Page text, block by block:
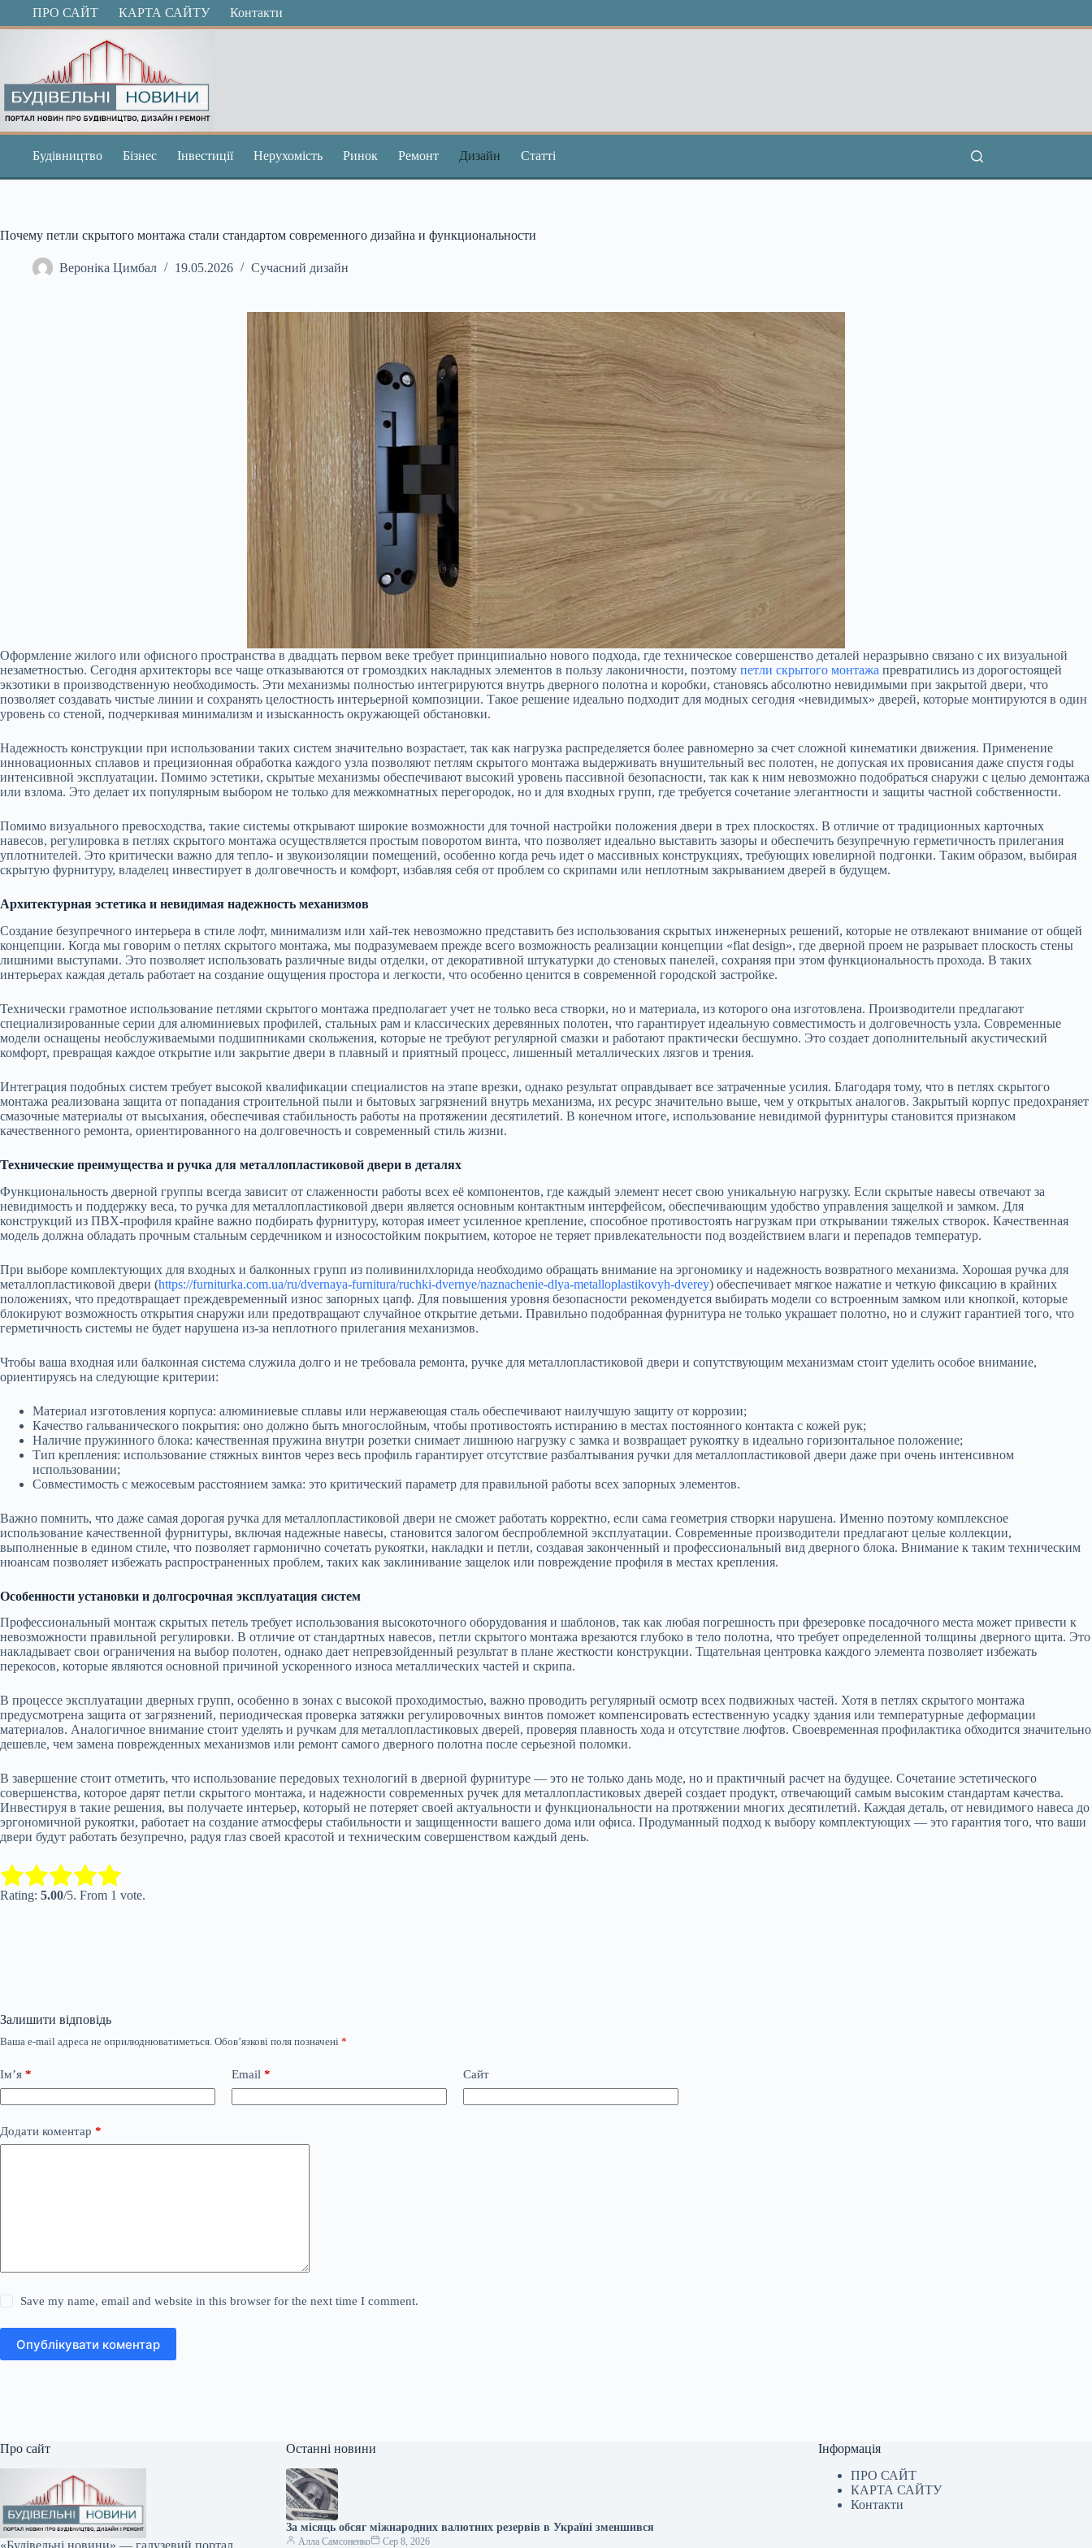
ПерейтиПРО САЙТ КАРТА САЙТУ Контакти
Будівництво Бізнес Інвестиції Нерухомість Ринок Ремонт Дизайн Статті
Почему петли скрытого монтажа стали стандартом современного дизайна и функциональности
Вероніка Цимбал 19.05.2026 Сучасний дизайн
Оформление жилого или офисного пространства в двадцать первом веке требует принципиально нового подхода, где техническое совершенство деталей неразрывно связано с их визуальной
незаметностью. Сегодня архитекторы все чаще отказываются от громоздких накладных элементов в пользу лаконичности, поэтому петли скрытого монтажа превратились из дорогостоящей
экзотики в производственную необходимость. Эти механизмы полностью интегрируются внутрь дверного полотна и коробки, становясь абсолютно невидимыми при закрытой двери, что
позволяет создавать чистые линии и сохранять целостность интерьерной композиции. Такое решение идеально подходит для модных сегодня «невидимых» дверей, которые монтируются в один
уровень со стеной, подчеркивая минимализм и изысканность окружающей обстановки.
Надежность конструкции при использовании таких систем значительно возрастает, так как нагрузка распределяется более равномерно за счет сложной кинематики движения. Применение
инновационных сплавов и прецизионная обработка каждого узла позволяют петлям скрытого монтажа выдерживать внушительный вес полотен, не допуская их провисания даже спустя годы
интенсивной эксплуатации. Помимо эстетики, скрытые механизмы обеспечивают высокий уровень пассивной безопасности, так как к ним невозможно подобраться снаружи с целью демонтажа
или взлома. Это делает их популярным выбором не только для межкомнатных перегородок, но и для входных групп, где требуется сочетание элегантности и защиты частной собственности.
Помимо визуального превосходства, такие системы открывают широкие возможности для точной настройки положения двери в трех плоскостях. В отличие от традиционных карточных
навесов, регулировка в петлях скрытого монтажа осуществляется простым поворотом винта, что позволяет идеально выставить зазоры и обеспечить безупречную герметичность прилегания
уплотнителей. Это критически важно для тепло- и звукоизоляции помещений, особенно когда речь идет о массивных конструкциях, требующих ювелирной подгонки. Таким образом, выбирая
скрытую фурнитуру, владелец инвестирует в долговечность и комфорт, избавляя себя от проблем со скрипами или неплотным закрыванием дверей в будущем.
Архитектурная эстетика и невидимая надежность механизмов
Создание безупречного интерьера в стиле лофт, минимализм или хай-тек невозможно представить без использования скрытых инженерных решений, которые не отвлекают внимание от общей
концепции. Когда мы говорим о петлях скрытого монтажа, мы подразумеваем прежде всего возможность реализации концепции «flat design», где дверной проем не разрывает плоскость стены
лишними выступами. Это позволяет использовать различные виды отделки, от декоративной штукатурки до стеновых панелей, сохраняя при этом функциональность прохода. В таких
интерьерах каждая деталь работает на создание ощущения простора и легкости, что особенно ценится в современной городской застройке.
Технически грамотное использование петлями скрытого монтажа предполагает учет не только веса створки, но и материала, из которого она изготовлена. Производители предлагают
специализированные серии для алюминиевых профилей, стальных рам и классических деревянных полотен, что гарантирует идеальную совместимость и долговечность узла. Современные
модели оснащены необслуживаемыми подшипниками скольжения, которые не требуют регулярной смазки и работают практически бесшумно. Это создает дополнительный акустический
комфорт, превращая каждое открытие или закрытие двери в плавный и приятный процесс, лишенный металлических лязгов и трения.
Интеграция подобных систем требует высокой квалификации специалистов на этапе врезки, однако результат оправдывает все затраченные усилия. Благодаря тому, что в петлях скрытого
монтажа реализована защита от попадания строительной пыли и бытовых загрязнений внутрь механизма, их ресурс значительно выше, чем у открытых аналогов. Закрытый корпус предохраняет
смазочные материалы от высыхания, обеспечивая стабильность работы на протяжении десятилетий. В конечном итоге, использование невидимой фурнитуры становится признаком
качественного ремонта, ориентированного на долговечность и современный стиль жизни.
Технические преимущества и ручка для металлопластиковой двери в деталях
Функциональность дверной группы всегда зависит от слаженности работы всех её компонентов, где каждый элемент несет свою уникальную нагрузку. Если скрытые навесы отвечают за
невидимость и поддержку веса, то ручка для металлопластиковой двери является основным контактным интерфейсом, обеспечивающим удобство управления защелкой и замком. Для
конструкций из ПВХ-профиля крайне важно подбирать фурнитуру, которая имеет усиленное крепление, способное противостоять нагрузкам при открывании тяжелых створок. Качественная
модель должна обладать прочным стальным сердечником и износостойким покрытием, которое не теряет привлекательности под воздействием влаги и перепадов температур.
При выборе комплектующих для входных и балконных групп из поливинилхлорида необходимо обращать внимание на эргономику и надежность возвратного механизма. Хорошая ручка для
металлопластиковой двери (https://furniturka.com.ua/ru/dvernaya-furnitura/ruchki-dvernye/naznachenie-dlya-metalloplastikovyh-dverey) обеспечивает мягкое нажатие и четкую фиксацию в крайних
положениях, что предотвращает преждевременный износ запорных цапф. Для повышения уровня безопасности рекомендуется выбирать модели со встроенным замком или кнопкой, которые
блокируют возможность открытия снаружи или предотвращают случайное открытие детьми. Правильно подобранная фурнитура не только украшает полотно, но и служит гарантией того, что
герметичность системы не будет нарушена из-за неплотного прилегания механизмов.
Чтобы ваша входная или балконная система служила долго и не требовала ремонта, ручке для металлопластиковой двери и сопутствующим механизмам стоит уделить особое внимание,
ориентируясь на следующие критерии:
Материал изготовления корпуса: алюминиевые сплавы или нержавеющая сталь обеспечивают наилучшую защиту от коррозии;
Качество гальванического покрытия: оно должно быть многослойным, чтобы противостоять истиранию в местах постоянного контакта с кожей рук;
Наличие пружинного блока: качественная пружина внутри розетки снимает лишнюю нагрузку с замка и возвращает рукоятку в идеально горизонтальное положение;
Тип крепления: использование стяжных винтов через весь профиль гарантирует отсутствие разбалтывания ручки для металлопластиковой двери даже при очень интенсивном
использовании;
Совместимость с межосевым расстоянием замка: это критический параметр для правильной работы всех запорных элементов.
Важно помнить, что даже самая дорогая ручка для металлопластиковой двери не сможет работать корректно, если сама геометрия створки нарушена. Именно поэтому комплексное
использование качественной фурнитуры, включая надежные навесы, становится залогом беспроблемной эксплуатации. Современные производители предлагают целые коллекции,
выполненные в едином стиле, что позволяет гармонично сочетать рукоятки, накладки и петли, создавая законченный и профессиональный вид дверного блока. Внимание к таким техническим
нюансам позволяет избежать распространенных проблем, таких как заклинивание защелок или повреждение профиля в местах крепления.
Особенности установки и долгосрочная эксплуатация систем
Профессиональный монтаж скрытых петель требует использования высокоточного оборудования и шаблонов, так как любая погрешность при фрезеровке посадочного места может привести к
невозможности правильной регулировки. В отличие от стандартных навесов, петли скрытого монтажа врезаются глубоко в тело полотна, что требует определенной толщины дверного щита. Это
накладывает свои ограничения на выбор полотен, однако дает непревзойденный результат в плане жесткости конструкции. Тщательная центровка каждого элемента позволяет избежать
перекосов, которые являются основной причиной ускоренного износа металлических частей и скрипа.
В процессе эксплуатации дверных групп, особенно в зонах с высокой проходимостью, важно проводить регулярный осмотр всех подвижных частей. Хотя в петлях скрытого монтажа
предусмотрена защита от загрязнений, периодическая проверка затяжки регулировочных винтов поможет компенсировать естественную усадку здания или температурные деформации
материалов. Аналогичное внимание стоит уделять и ручкам для металлопластиковых дверей, проверяя плавность хода и отсутствие люфтов. Своевременная профилактика обходится значительно
дешевле, чем замена поврежденных механизмов или ремонт самого дверного полотна после серьезной поломки.
В завершение стоит отметить, что использование передовых технологий в дверной фурнитуре — это не только дань моде, но и практичный расчет на будущее. Сочетание эстетического
совершенства, которое дарят петли скрытого монтажа, и надежности современных ручек для металлопластиковых дверей создает продукт, отвечающий самым высоким стандартам качества.
Инвестируя в такие решения, вы получаете интерьер, который не потеряет своей актуальности и функциональности на протяжении многих десятилетий. Каждая деталь, от невидимого навеса до
эргономичной рукоятки, работает на создание атмосферы стабильности и защищенности вашего дома или офиса. Продуманный подход к выбору комплектующих — это гарантия того, что ваши
двери будут работать безупречно, радуя глаз своей красотой и техническим совершенством каждый день.
Rate this item:
Rating: 5.00/5. From 1 vote.
Залишити відповідь
Ваша e-mail адреса не оприлюднюватиметься. Обов’язкові поля позначені *
Ім’я * Email * Сайт
Додати коментар *
Save my name, email and website in this browser for the next time I comment.
Опублікувати коментар
Про сайт
«Будівельні новини» — галузевий портал
Останні новини
За місяць обсяг міжнародних валютних резервів в Україні зменшився
Алла Самсоненко Сер 8, 2026
Інформація
ПРО САЙТ
КАРТА САЙТУ
Контакти